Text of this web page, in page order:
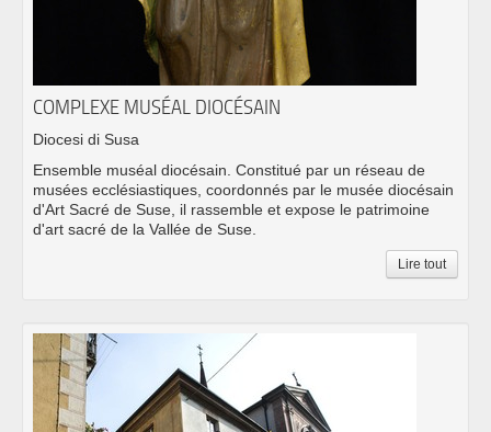
COMPLEXE MUSÉAL DIOCÉSAIN
Diocesi di Susa
Ensemble muséal diocésain. Constitué par un réseau de
musées ecclésiastiques, coordonnés par le musée diocésain
d'Art Sacré de Suse, il rassemble et expose le patrimoine
d'art sacré de la Vallée de Suse.
Lire tout